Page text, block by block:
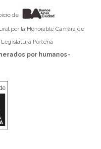
de
por la Honorable Cámara de
Porteña
por humanos-